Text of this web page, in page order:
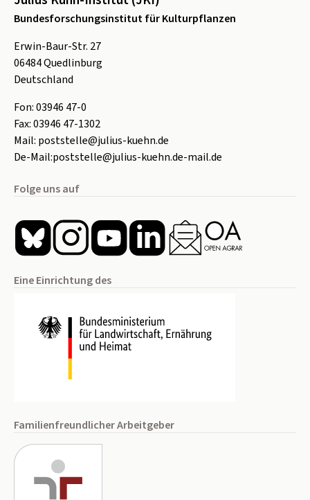
Bundesforschungsinstitut für Kulturpflanzen
Erwin-Baur-Str. 27
06484Quedlinburg
Deutschland
Fon:03946 47-0
Fax:03946 47-1302
Mail: poststelle@julius-kuehn.de
De-Mail:poststelle@julius-kuehn.de-mail.de
Folge uns auf
Eine Einrichtung des
Familienfreundlicher Arbeitgeber